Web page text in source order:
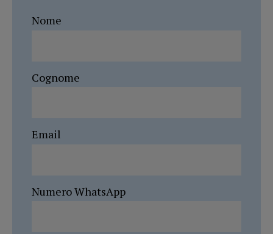
Nome
Cognome
Email
Numero WhatsApp